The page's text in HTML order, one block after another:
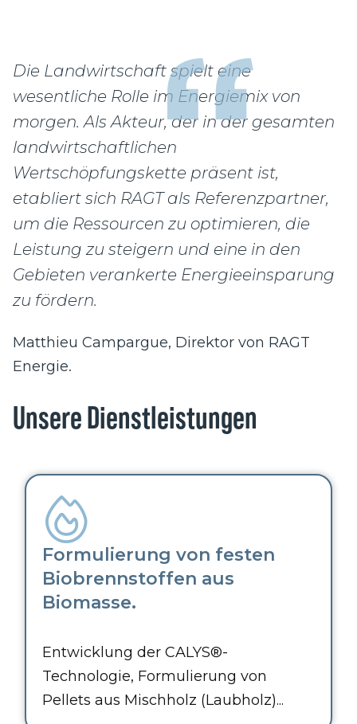
Die Landwirtschaft spielt eine
wesentliche Rolle im Energiemix von
morgen. Als Akteur, der in der gesamten
landwirtschaftlichen
Wertschöpfungskette präsent ist,
etabliert sich RAGT als Referenzpartner,
um die Ressourcen zu optimieren, die
Leistung zu steigern und eine in den
Gebieten verankerte Energieeinsparung
zu fördern.
Matthieu Campargue, Direktor von RAGT
Energie.
Unsere Dienstleistungen
Formulierung von festen
Biobrennstoffen aus
Biomasse.
Entwicklung der CALYS®-
Technologie, Formulierung von
Pellets aus Mischholz (Laubholz)...